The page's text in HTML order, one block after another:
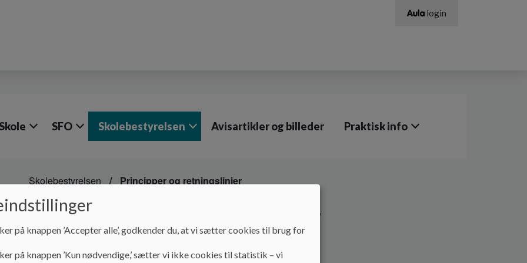
login
SFO Skolebestyrelsen Avisartikler og billeder Praktisk info
Skolebestyrelsen Principper og retningslinier
Principper og retningslinier
Principper og retningslinier
på knappen ’Accepter alle’, godkender du, at vi sætter cookies til brug for
på knappen ’Kun nødvendige,’ sætter vi ikke cookies til statistik – vi